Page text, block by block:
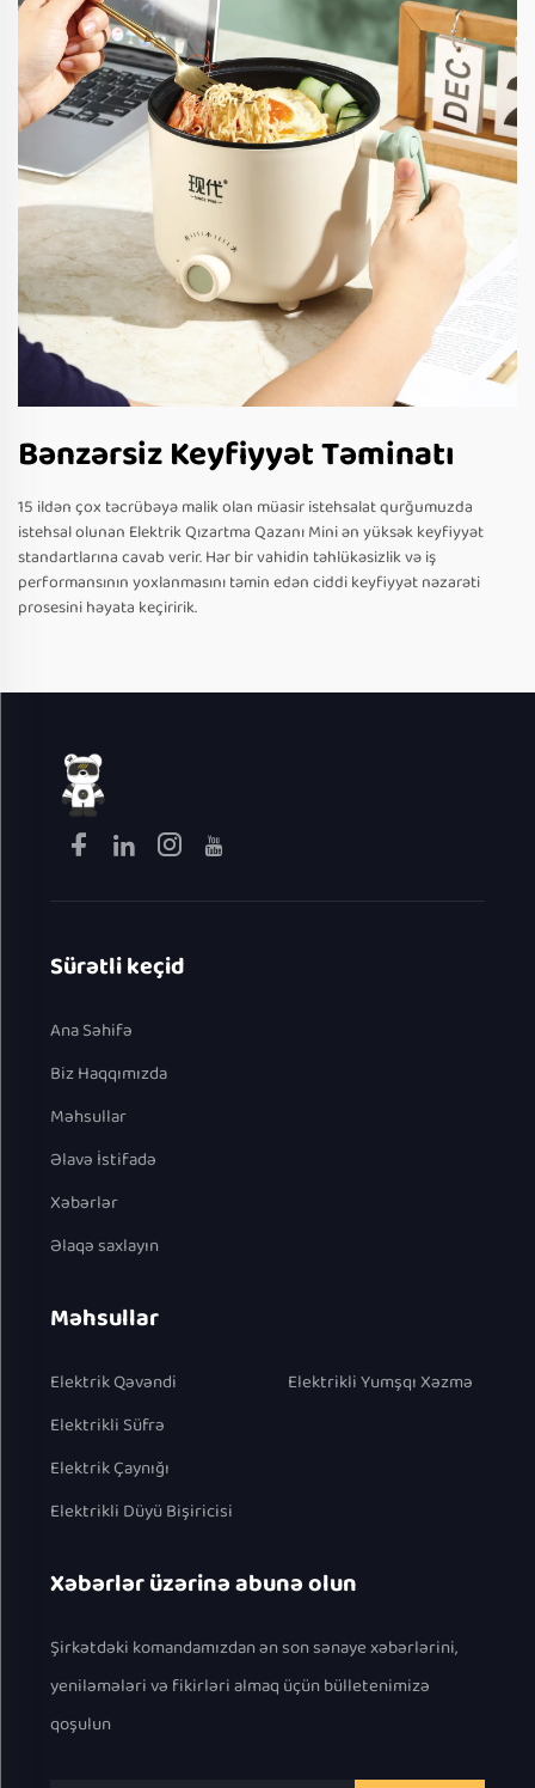
Bənzərsiz Keyfiyyət Təminatı
15 ildən çox təcrübəyə malik olan müasir istehsalat qurğumuzda
istehsal olunan Elektrik Qızartma Qazanı Mini ən yüksək keyfiyyət
standartlarına cavab verir. Hər bir vahidin təhlükəsizlik və iş
performansının yoxlanmasını təmin edən ciddi keyfiyyət nəzarəti
prosesini həyata keçiririk.
Sürətli keçid
Ana Səhifə
Biz Haqqımızda
Məhsullar
Əlavə İstifadə
Xəbərlər
Əlaqə saxlayın
Məhsullar
Elektrik Qəvəndi
Elektrikli Süfrə
Elektrik Çaynığı
Elektrikli Düyü Bişiricisi
Elektrikli Yumşqı Xəzmə
Xəbərlər üzərinə abunə olun
Şirkətdəki komandamızdan ən son sənaye xəbərlərini,
yeniləmələri və fikirləri almaq üçün bülletenimizə
qoşulun